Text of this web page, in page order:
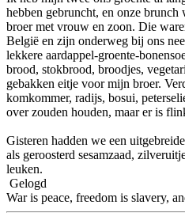
hebben gebruncht, en onze brunch
broer met vrouw en zoon. Die
België en zijn onderweg bij ons
lekkere aardappel-groente-
brood, stokbrood, broodjes,
gebakken eitje voor mijn broer.
komkommer, radijs, bosui,
over zouden houden, maar er is
Gisteren hadden we een
als geroosterd sesamzaad,
leuken.
Gelogd
War is peace, freedom is slavery,